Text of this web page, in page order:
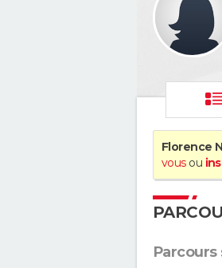
Florence
vousou
Parcours